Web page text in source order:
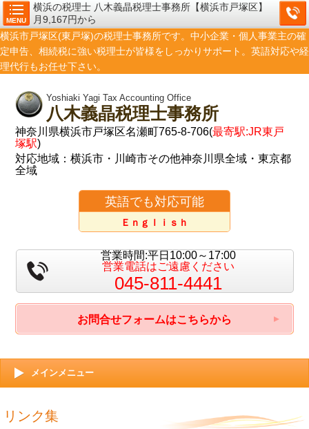
MENU
横浜の税理士 八木義晶税理士事務所【横浜市戸塚区】
月9,167円から
横浜市戸塚区(東戸塚)の税理士事務所です。中小企業・個人事業主の確
定申告、相続税に強い税理士が皆様をしっかりサポート。英語対応や経
理代行もお任せ下さい。
Yoshiaki Yagi Tax Accounting Office
八木義晶税理士事務所
神奈川県横浜市戸塚区名瀬町765-8-706(最寄駅:JR東戸
塚駅)
対応地域：横浜市・川崎市その他神奈川県全域・東京都
全域
英語でも対応可能
Ｅｎｇｌｉｓｈ
営業時間:平日10:00～17:00
営業電話はご遠慮ください
045-811-4441
お問合せフォームはこちらから
メインメニュー
リンク集